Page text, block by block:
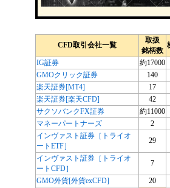
CFD取引会社一覧
取扱
銘柄数
IG証券
約17000
GMOクリック証券
140
楽天証券[MT4]
17
楽天証券[楽天CFD]
42
サクソバンクFX証券
約11000
マネーパートナーズ
2
インヴァスト証券［トライオ
ートETF］
29
インヴァスト証券［トライオ
ートCFD］
7
GMO外貨[外貨exCFD]
20